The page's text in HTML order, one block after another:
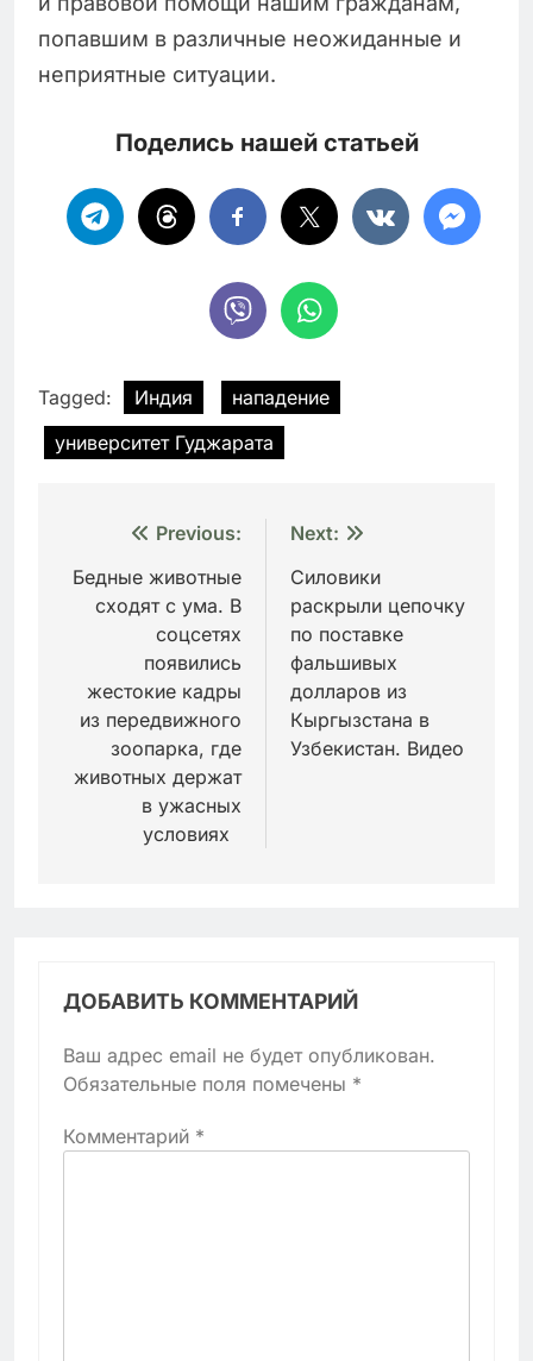
попавшим в различные неожиданные и
неприятные ситуации.
Поделись нашей статьей
Tagged: Индия
нападение
университет Гуджарата
Навигация
по
записям
Previous:
Бедные животные
сходят с ума. В
соцсетях
появились
жестокие кадры
из передвижного
зоопарка, где
животных держат
в ужасных
условиях
Next:
Силовики
раскрыли цепочку
по поставке
фальшивых
долларов из
Кыргызстана в
Узбекистан. Видео
ДОБАВИТЬ КОММЕНТАРИЙ
Ваш адрес email не будет опубликован.
Обязательные поля помечены *
Комментарий *